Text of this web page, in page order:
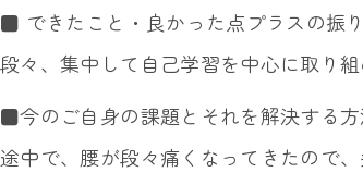
■ できたこと・良かった点プラスの振
段々、集中して自己学習を中心に取り組
■今のご自身の課題とそれを解決する方
途中で、腰が段々痛くなってきたので